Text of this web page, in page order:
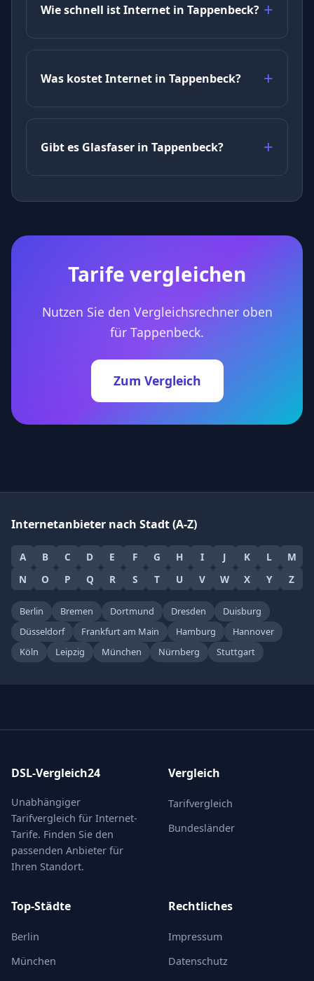
Wie schnell ist Internet in Tappenbeck?
Was kostet Internet in Tappenbeck?
Gibt es Glasfaser in Tappenbeck?
Tarife vergleichen
Nutzen Sie den Vergleichsrechner oben
für Tappenbeck.
Zum Vergleich
Internetanbieter nach Stadt (A-Z)
A B C D E F G H I J K L
M
N
O P Q R S T U V W X Y Z
Berlin Bremen Dortmund Dresden
Duisburg
Düsseldorf
Frankfurt am Main Hamburg
Hannover
Köln
Leipzig München Nürnberg Stuttgart
DSL-Vergleich24
Unabhängiger
Tarifvergleich für Internet-
Tarife. Finden Sie den
passenden Anbieter für
Ihren Standort.
Vergleich
Tarifvergleich
Bundesländer
Top-Städte
Berlin
München
Rechtliches
Impressum
Datenschutz